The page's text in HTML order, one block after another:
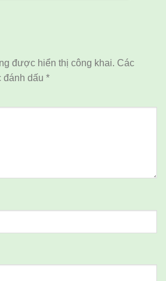
được hiển thị công khai. Các
dấu *